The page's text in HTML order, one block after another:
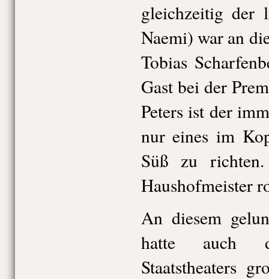
gleichzeitig der
Naemi) war an
Tobias
Gast bei der
Peters ist der
nur eines im
Süß zu
Haushofmeister
An diesem
hatte auch
Staatstheaters